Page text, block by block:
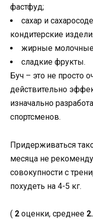
фастфуд;
сахар и
кондитерские
жирные
сладкие фрукты.
Буч – это не просто
действительно
изначально
спортсменов.
Придерживаться
месяца не
совокупности с
похудеть на 4-5 кг.
( 2 оценки, среднее